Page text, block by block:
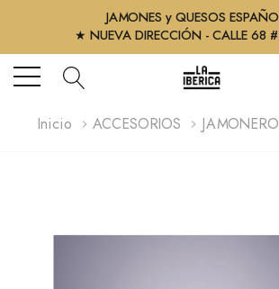
JAMONES y QUESOS
★ NUEVA DIRECCIÓN - CALLE 68
Inicio ACCESORIOS